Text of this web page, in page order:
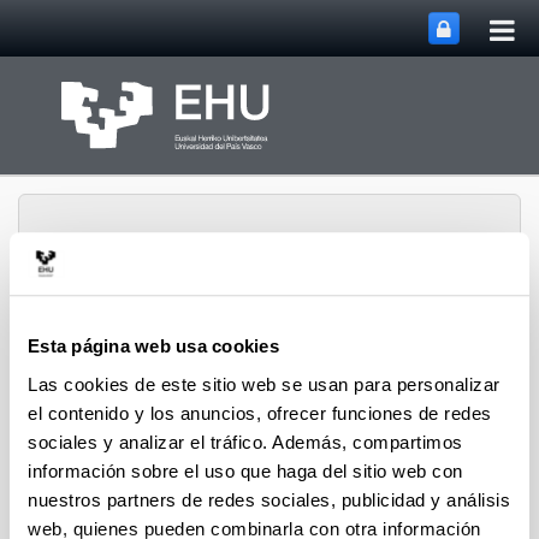
Esta página web usa cookies
Las cookies de este sitio web se usan para personalizar
el contenido y los anuncios, ofrecer funciones de redes
sociales y analizar el tráfico. Además, compartimos
información sobre el uso que haga del sitio web con
nuestros partners de redes sociales, publicidad y análisis
web, quienes pueden combinarla con otra información
Tecnología Electrónica
MenúAbrir/cerrar